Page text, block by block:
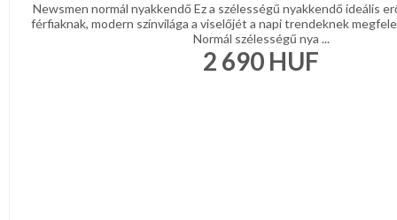
Newsmen normál nyakkendő Ez a szélességű nyakkendő ideális
férfiaknak, modern színvilága a viselőjét a napi trendeknek
Normál szélességű nya ...
2 690 HUF